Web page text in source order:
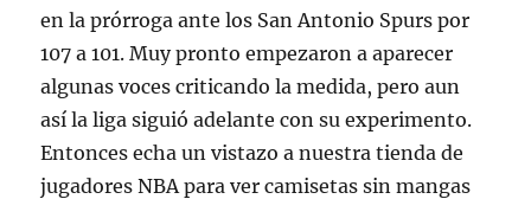
en la prórroga ante los San Antonio Spurs por
107 a 101. Muy pronto empezaron a aparecer
algunas voces criticando la medida, pero aun
así la liga siguió adelante con su experimento.
Entonces echa un vistazo a nuestra tienda de
jugadores NBA para ver camisetas sin mangas